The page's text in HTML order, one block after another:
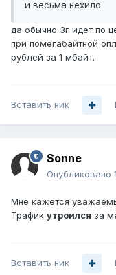
и весьма нехило.
да обычно 3г идет по
при помегабайтной
рублей за 1 мбайт.
Вставить ник
Sonne
Опубликовано
Мне кажется
Трафик утроился за
Вставить ник